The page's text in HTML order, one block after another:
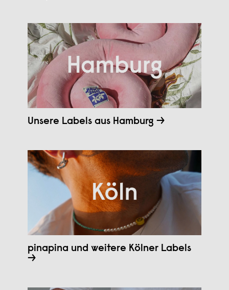
Unsere Labels aus Hamburg →
pinapina und weitere Kölner Labels
→